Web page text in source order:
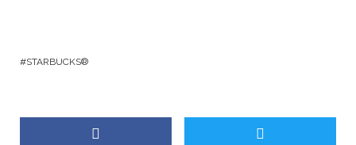
STARBUCKS®